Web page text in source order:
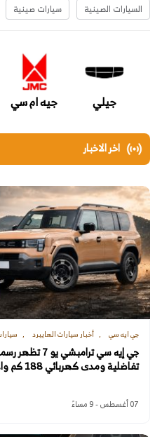
السيارات الصينية سيارات صينية
جيلي جيه ام سي
اخر الاخبار
جي ايه سي أخبار سيارات الهايبرد
تفاضلية ومدى كهربائي 188 كم والإطلاق الشهر القادم
07 أغسطس - 9 مساءً